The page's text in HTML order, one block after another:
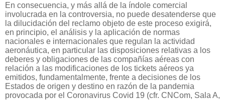
En consecuencia, y más allá de la índole comercial
involucrada en la controversia, no puede desatenderse que
la dilucidación del reclamo objeto de este proceso exigirá,
en principio, el análisis y la aplicación de normas
nacionales e internacionales que regulan la actividad
aeronáutica, en particular las disposiciones relativas a los
deberes y obligaciones de las compañías aéreas con
relación a las modificaciones de los tickets aéreos ya
emitidos, fundamentalmente, frente a decisiones de los
Estados de origen y destino en razón de la pandemia
provocada por el Coronavirus Covid 19 (cfr. CNCom, Sala A,